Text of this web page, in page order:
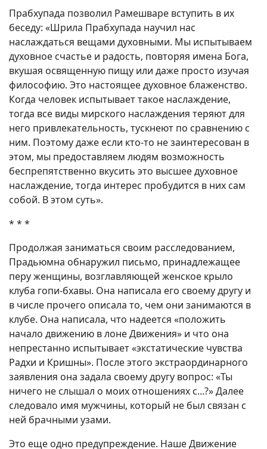
Прабхупада позволил Рамешваре вступить в их
беседу: «Шрила Прабхупада научил нас
наслаждаться вещами духовными. Мы испытываем
духовное счастье и радость, повторяя имена Бога,
вкушая освященную пищу или даже просто изучая
философию. Это настоящее духовное блаженство.
Когда человек испытывает такое наслаждение,
тогда все виды мирского наслаждения теряют для
него привлекательность, тускнеют по сравнению с
ним. Поэтому даже если кто-то не заинтересован в
этом, мы предоставляем людям возможность
беспрепятственно вкусить это высшее духовное
наслаждение, тогда интерес пробудится в них сам
собой. В этом суть».
* * *
Продолжая заниматься своим расследованием,
Прадьюмна обнаружил письмо, принадлежащее
перу женщины, возглавляющей женское крыло
клуба гопи-бхавы. Она написала его своему другу и
в числе прочего описала то, чем они занимаются в
клубе. Она написала, что надеется «положить
начало движению в лоне Движения» и что она
непрестанно испытывает «экстатические чувства
Радхи и Кришны». После этого экстраординарного
заявления она задала своему другу вопрос: «Ты
ничего не слышал о моих отношениях с...?» Далее
следовало имя мужчины, который не был связан с
ней брачными узами.
Это еще одно предупреждение. Наше Движение